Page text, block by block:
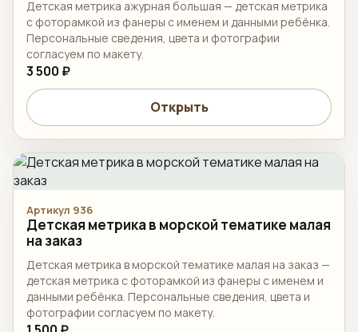
Детская метрика ажурная большая — детская метрика
с фоторамкой из фанеры с именем и данными ребёнка.
Персональные сведения, цвета и фотографии
согласуем по макету.
3 500 ₽
Открыть
Артикул 936
Детская метрика в морской тематике малая
на заказ
Детская метрика в морской тематике малая на заказ —
детская метрика с фоторамкой из фанеры с именем и
данными ребёнка. Персональные сведения, цвета и
фотографии согласуем по макету.